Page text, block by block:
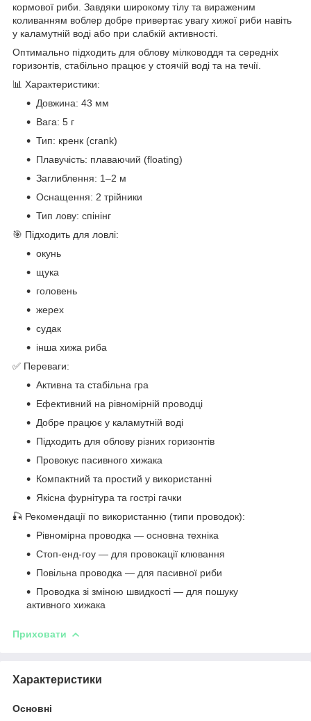
кормової риби. Завдяки широкому тілу та вираженим
коливанням воблер добре привертає увагу хижої риби навіть
у каламутній воді або при слабкій активності.
Оптимально підходить для облову мілководдя та середніх
горизонтів, стабільно працює у стоячій воді та на течії.
📊 Характеристики:
Довжина: 43 мм
Вага: 5 г
Тип: кренк (crank)
Плавучість: плаваючий (floating)
Заглиблення: 1–2 м
Оснащення: 2 трійники
Тип лову: спінінг
🎯 Підходить для ловлі:
окунь
щука
головень
жерех
судак
інша хижа риба
✅ Переваги:
Активна та стабільна гра
Ефективний на рівномірній проводці
Добре працює у каламутній воді
Підходить для облову різних горизонтів
Провокує пасивного хижака
Компактний та простий у використанні
Якісна фурнітура та гострі гачки
🎣 Рекомендації по використанню (типи проводок):
Рівномірна проводка — основна техніка
Стоп-енд-гоу — для провокації клювання
Повільна проводка — для пасивної риби
Проводка зі зміною швидкості — для пошуку
активного хижака
Приховати
Характеристики
Основні